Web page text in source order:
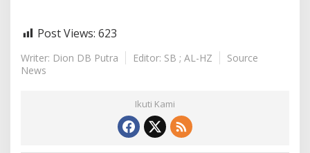
Post Views: 623
Writer: Dion DB Putra Editor: SB ; AL-HZ
Source
News
Ikuti Kami